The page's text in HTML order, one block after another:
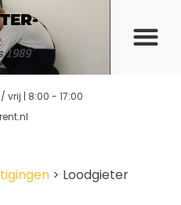
1989
vrij | 8:00 - 17:00
> Loodgieter